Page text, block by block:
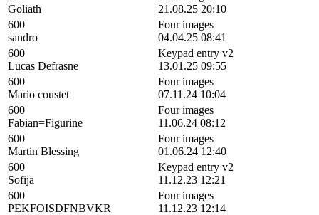
Goliath
21.08.25 20:10
600
sandro
Four images
04.04.25 08:41
600
Lucas Defrasne
Keypad entry v2
13.01.25 09:55
600
Mario coustet
Four images
07.11.24 10:04
600
Fabian=Figurine
Four images
11.06.24 08:12
600
Martin Blessing
Four images
01.06.24 12:40
600
Sofija
Keypad entry v2
11.12.23 12:21
600
PEKFOISDFNBVKR
Four images
11.12.23 12:14